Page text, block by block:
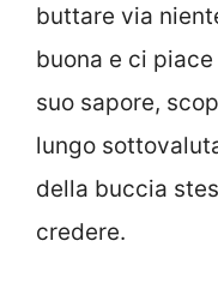
buttare via
buona e ci
suo sapore,
lungo
della buccia
credere.